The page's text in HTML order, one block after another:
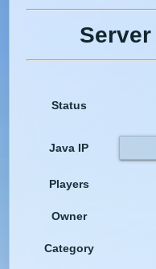
Status
Java IP
Players
Owner
Category